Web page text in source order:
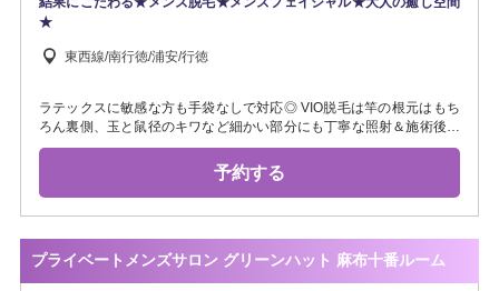
★
東西線/南行徳/浦安/行徳
ラテックスに敏感な方も手袋なしで対応◎ VIO脱毛は竿の根元はもち
ろん裏側、玉と鼠径のキワなど細かい部分にも丁寧な照射＆施術後ケ
アもこだわります★ 効果の実感できるLED脱毛とデリケート部分を含
めた全身のケアをご提供 ●男女脱毛可/シャワー無料★毛穴ニキビケア/
メンズ脱毛/ハーブピーリング/オイルマッサージ/部分脱毛/全身脱毛/レ
ディース脱毛
予約する
プライベートメンズサロン グリーンハット 麻布十番ルーム